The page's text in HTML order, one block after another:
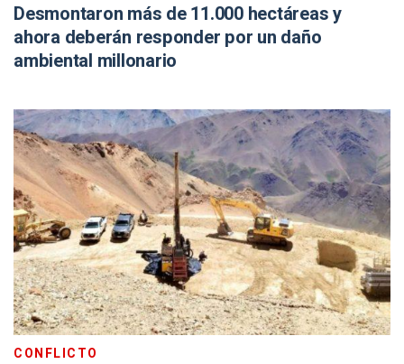
Desmontaron más de 11.000 hectáreas y
ahora deberán responder por un daño
ambiental millonario
CONFLICTO